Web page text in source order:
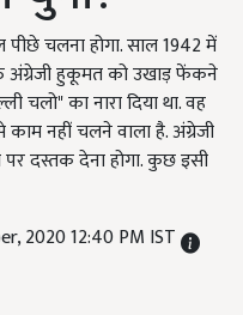
चलना होगा. साल 1942 में
अंग्रेजी हुकूमत को उखाड़ फेंकने
चलो" का नारा दिया था. वह
नहीं चलने वाला है. अंग्रेजी
दस्तक देना होगा. कुछ इसी
2020 12:40 PM IST